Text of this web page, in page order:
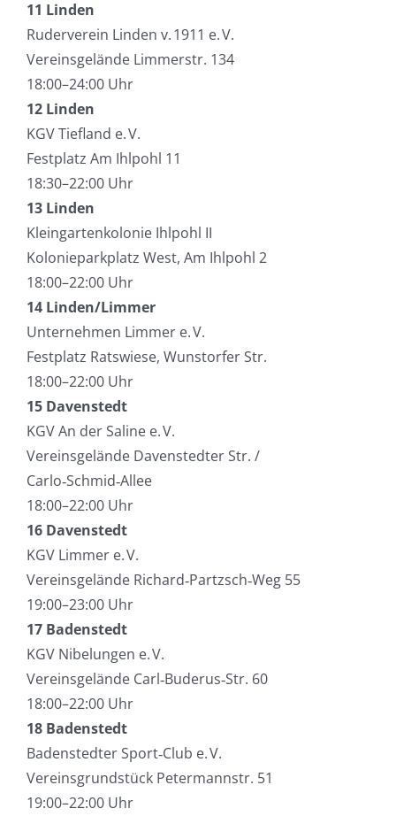
11 Linden
Ruderverein Linden v. 1911 e. V.
Vereinsgelände Limmerstr. 134
18:00–24:00 Uhr
12 Linden
KGV Tiefland e. V.
Festplatz Am Ihlpohl 11
18:30–22:00 Uhr
13 Linden
Kleingartenkolonie Ihlpohl II
Kolonieparkplatz West, Am Ihlpohl 2
18:00–22:00 Uhr
14 Linden/Limmer
Unternehmen Limmer e. V.
Festplatz Ratswiese, Wunstorfer Str.
18:00–22:00 Uhr
15 Davenstedt
KGV An der Saline e. V.
Vereinsgelände Davenstedter Str. /
Carlo‑Schmid‑Allee
18:00–22:00 Uhr
16 Davenstedt
KGV Limmer e. V.
Vereinsgelände Richard‑Partzsch‑Weg 55
19:00–23:00 Uhr
17 Badenstedt
KGV Nibelungen e. V.
Vereinsgelände Carl‑Buderus‑Str. 60
18:00–22:00 Uhr
18 Badenstedt
Badenstedter Sport‑Club e. V.
Vereinsgrundstück Petermannstr. 51
19:00–22:00 Uhr